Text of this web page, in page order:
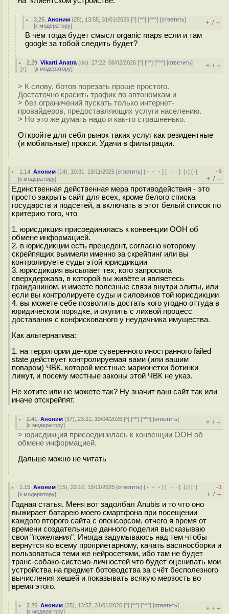
3.25 ,Аноним (25), 13:55, 31/01/2026 [^] [^^] [^^^] [ответить]
[к модератору] + / –
В чём тогда будет смысл organic maps если и там
google за тобой следить будет?
2.29 ,Vikarti Anatra (ok), 17:22, 06/02/2026 [^] [^^] [^^^] [ответить]
[↑] [к модератору] + / –
> К слову, ботов порезать проще простого.
Достаточно красить трафик по автономкам и
> без ограничений пускать только интернет-
провайдеров, предоставляющих услуги населению.
> Но это же думать надо и как-то страшненько.
Откройте для себя рынок таких услуг как резидентные
(и мобильные) прокси. Удачи в фильтрации.
1.14 ,Аноним (14), 10:31, 13/11/2025 [ответить] [ ﹢﹢﹢] [ · · ·][↓] [↑]
[к модератору]
–3
+ / –
Единственная действенная мера противодействия - это
просто закрыть сайт для всех, кроме белого списка
государств и подсетей, а включать в этот белый список по
критерию того, что
1. юрисдикция присоединилась к конвенции ООН об
обмене информацией.
2. в юрисдикции есть прецедент, согласно которому
скрейпящих выимели именно за скрейпинг или вы
контролируете суды этой юрисдикции
3. юрисдикция высылает тех, кого запросила
сверхдержава, в которой вы живёте и являетесь
гражданином, и имеете полезные связи внутри элиты, или
если вы контролируете суды и силовиков той юрисдикции
4. вы можете себе позволить достать кого угодно оттуда в
юридическом порядке, и окупить с лихвой процесс
доставания с конфискованого у неудачника имущества.
Как альтернатива:
1. на территории де-юре суверенного иностранного failed
state действует контролируемая вами (или вашим
поваром) ЧВК, которой местные марионетки ботинки
лижут, и посему местные законы этой ЧВК не указ.
Не хотите или не можете так? Ну значит ваш сайт так или
иначе отскрейпят.
2.41 ,Аноним (37), 23:21, 19/04/2026 [^] [^^] [^^^] [ответить]
[к модератору] + / –
> юрисдикция присоединилась к конвенции ООН об
обмене информацией.
Дальше можно не читать
1.15 ,Аноним (15), 22:10, 15/11/2025 [ответить] [ ﹢﹢﹢] [ · · ·][↓] [↑]
[к модератору]
–1
+ / –
Годная статья. Меня вот задолбал Anubis и то что оно
выжирает батарею моего смартфона при посещении
каждого второго сайта с опенсорсом, отчего я время от
времени создательнице данного поделия высказываю
свои "пожелания". Иногда задумываюсь над тем чтобы
вернутся ко всему проприетарному, качать васяносборки и
пользоваться теми же нейросетями, ибо там не будет
транс-собако-системо-личностей что будет оценивать мои
устройства на предмет ботоводства за счёт бесполезного
вычисления хешей и показывать всякую мерзость во
время этого.
2.26 ,Аноним (25), 13:57, 31/01/2026 [^] [^^] [^^^] [ответить]
[к модератору] + / –